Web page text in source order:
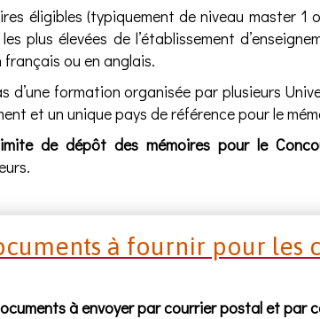
éligibles (typiquement de niveau master
plus élevées de l’établissement
français ou en anglais.
d’une formation organisée par plusieurs
et un unique pays de référence pour le
de dépôt des mémoires pour le
à fournir pour les
à envoyer par courrier postal et par